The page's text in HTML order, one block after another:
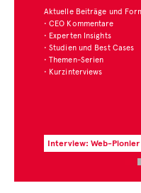
Aktuelle Beiträge und
• CEO Kommentare
• Experten Insights
• Studien und Best Cases
• Themen-Serien
• Kurzinterviews
Interview: Web-Pionier